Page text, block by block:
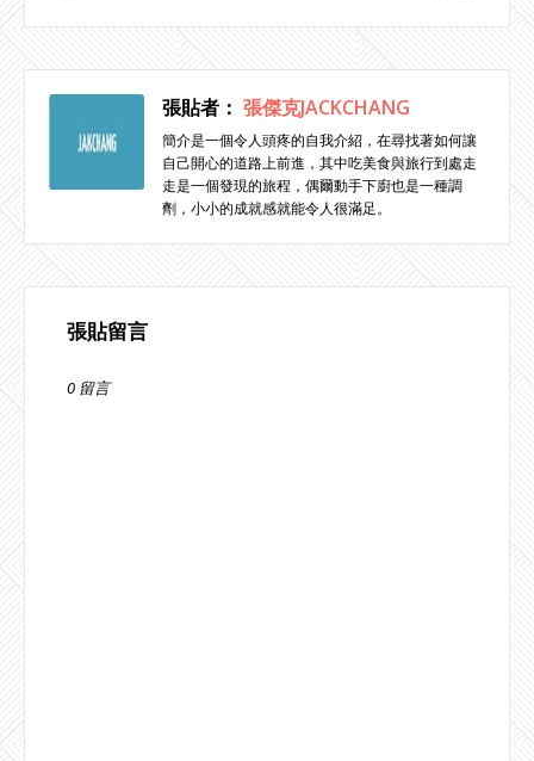
張貼者： 張傑克JACKCHANG
簡介是一個令人頭疼的自我介紹，在尋找著如何讓
自己開心的道路上前進，其中吃美食與旅行到處走
走是一個發現的旅程，偶爾動手下廚也是一種調
劑，小小的成就感就能令人很滿足。
張貼留言
0 留言